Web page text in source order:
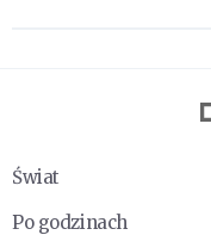
Świat
Po godzinach